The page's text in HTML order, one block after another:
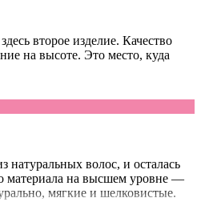
покупкой.
второе изделие. Качество
на высоте. Это место, куда
натуральных волос, и осталась
материала на высшем уровне —
мягкие и шелковистые.